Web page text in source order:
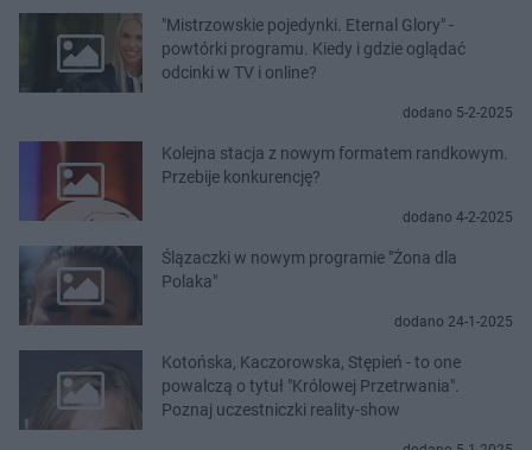
"Mistrzowskie pojedynki. Eternal Glory" -
powtórki programu. Kiedy i gdzie oglądać
odcinki w TV i online?
dodano 5-2-2025
Kolejna stacja z nowym formatem randkowym.
Przebije konkurencję?
dodano 4-2-2025
Ślązaczki w nowym programie "Żona dla
Polaka"
dodano 24-1-2025
Kotońska, Kaczorowska, Stępień - to one
powalczą o tytuł "Królowej Przetrwania".
Poznaj uczestniczki reality-show